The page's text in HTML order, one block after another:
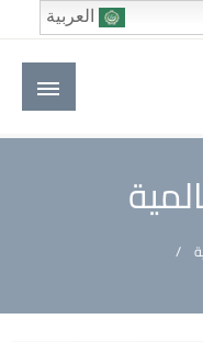
العربي
العربية